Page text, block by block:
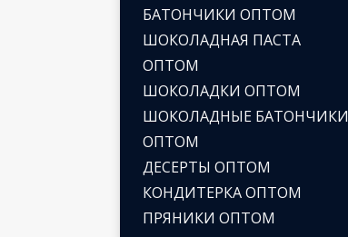
БАТОНЧИКИ ОПТОМ
ШОКОЛАДНАЯ ПАСТА
ОПТОМ
ШОКОЛАДКИ ОПТОМ
ШОКОЛАДНЫЕ БАТОНЧИКИ
ОПТОМ
ДЕСЕРТЫ ОПТОМ
КОНДИТЕРКА ОПТОМ
ПРЯНИКИ ОПТОМ